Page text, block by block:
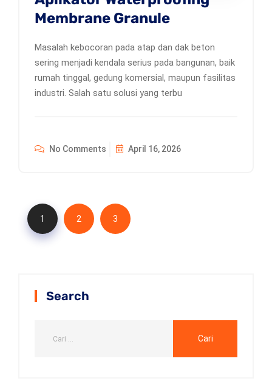
Membrane Granule
Masalah kebocoran pada atap dan dak beton
sering menjadi kendala serius pada bangunan, baik
rumah tinggal, gedung komersial, maupun fasilitas
industri. Salah satu solusi yang terbu
No Comments April 16, 2026
1 2 3
Search